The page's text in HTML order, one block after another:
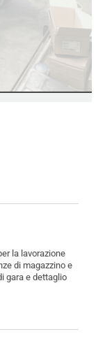
la lavorazione
di magazzino e
gara e dettaglio